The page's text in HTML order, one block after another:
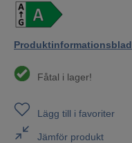
Produktinformationsblad
Fåtal i lager!
Lägg till i favoriter
Jämför produkt